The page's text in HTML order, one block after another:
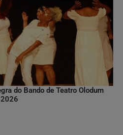
do Bando de Teatro Olodum